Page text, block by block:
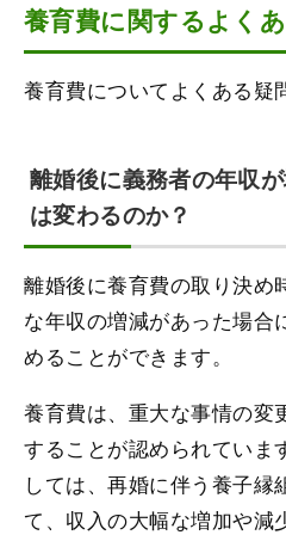
養育費に関するよく
養育費についてよくある疑
離婚後に義務者の年収
は変わるのか？
離婚後に養育費の取り決め
な年収の増減があった場合
めることができます。
養育費は、重大な事情の変
することが認められていま
しては、再婚に伴う養子縁
て、収入の大幅な増加や減